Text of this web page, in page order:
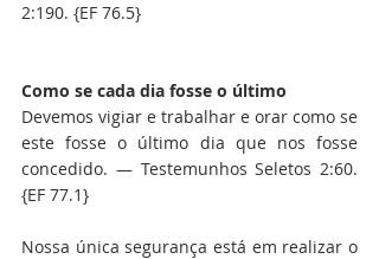
2:190. {EF 76.5}
Como se cada dia fosse o último
Devemos vigiar e trabalhar e orar como se
este fosse o último dia que nos fosse
concedido. — Testemunhos Seletos 2:60.
{EF 77.1}
Nossa única segurança está em realizar o